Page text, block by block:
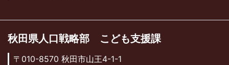
秋田県人口戦略部 こども支援課
〒010-8570 秋田市山王4-1-1